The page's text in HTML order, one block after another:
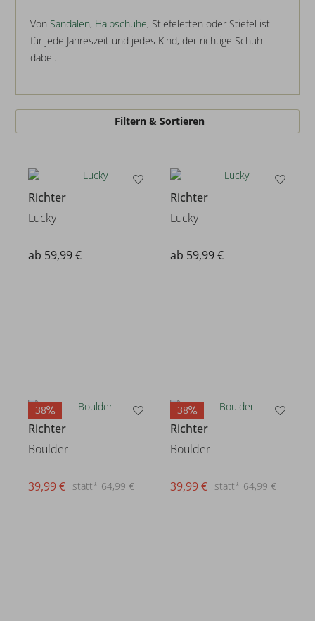
VonSandalen, Halbschuhe, Stiefeletten oder Stiefel ist
für jede Jahreszeit und jedes Kind, der richtige Schuh
dabei.
Filtern & Sortieren
Richter
Lucky
ab 59,99 €
Richter
Lucky
ab 59,99 €
38
Richter
Boulder
statt* 64,99 €
39,99 €
38
Richter
Boulder
statt* 64,99 €
39,99 €